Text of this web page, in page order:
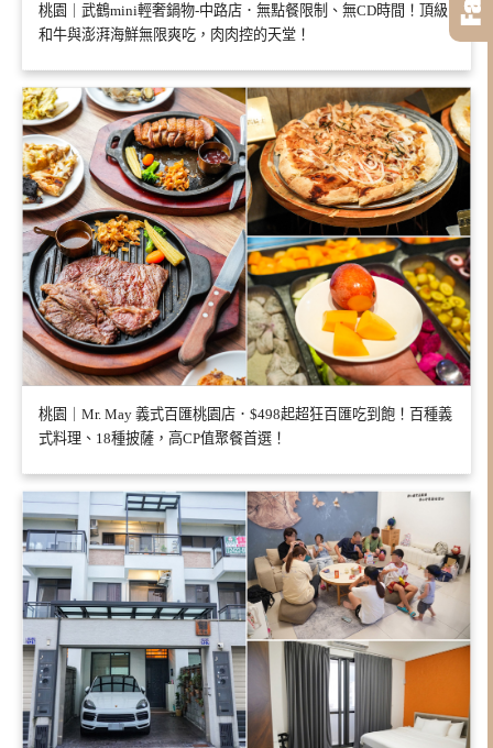
桃園｜武鶴mini輕奢鍋物-中路店．無點餐限制、無CD時間！頂級
和牛與澎湃海鮮無限爽吃，肉肉控的天堂！
桃園｜Mr. May 義式百匯桃園店．$498起超狂百匯吃到飽！百種義
式料理、18種披薩，高CP值聚餐首選！